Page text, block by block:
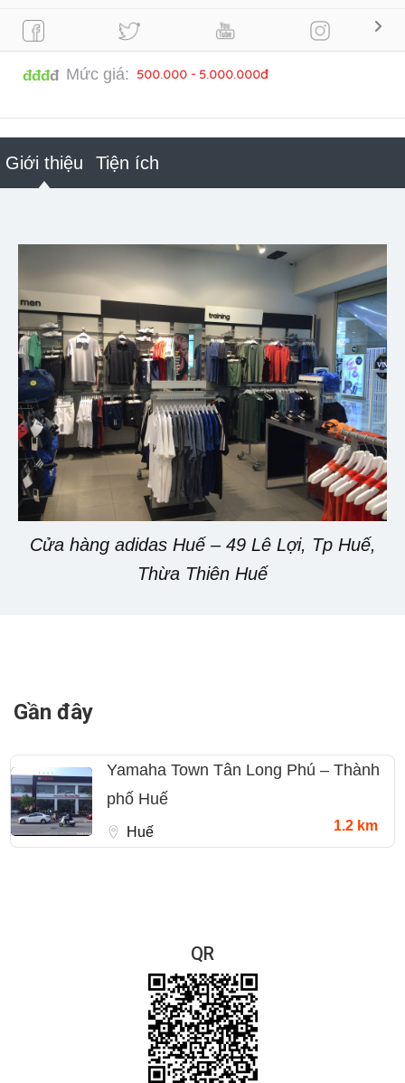
đđđđ Mức giá: 500.000 - 5.000.000đ
Giới thiệu Tiện ích
Cửa hàng adidas Huế – 49 Lê Lợi, Tp Huế,
Thừa Thiên Huế
Gần đây
Yamaha Town Tân Long Phú – Thành
phố Huế
Huế 1.2 km
QR